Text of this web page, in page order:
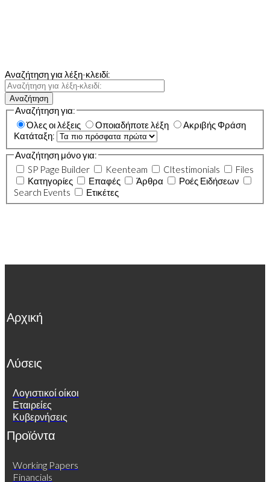
Αναζήτηση για λέξη-κλειδί:
Αναζήτηση
Αναζήτηση για:
Όλες οι λέξεις
Οποιαδήποτε λέξη
Ακριβής Φράση
Κατάταξη:
Αναζήτηση μόνο για:
SP Page Builder
Keenteam Cltestimonials
Files
Κατηγορίες
Επαφές Άρθρα
Ροές Ειδήσεων
Search Events
Ετικέτες
Αρχική
Λύσεις
Λογιστικοί οίκοι
Εταιρείες
Κυβερνήσεις
Προϊόντα
Working Papers
Financials